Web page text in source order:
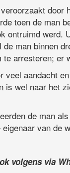
door
toen de man
ontruimd werd.
man binnen
arresteren; er
veel aandacht
is wel naar het
de man
van de
volgens via